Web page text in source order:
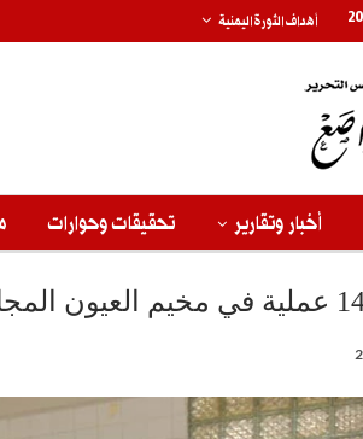
أهداف الثورة اليمنية
أخبار وتقارير تحقيقات وحوارات